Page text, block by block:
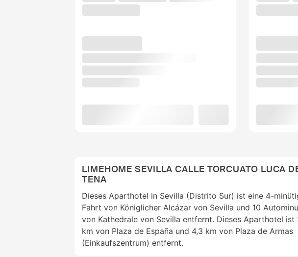
LIMEHOME SEVILLA CALLE TORCUATO LUCA
TENA
Dieses Aparthotel in Sevilla (Distrito Sur) ist eine 4-
Fahrt von Königlicher Alcázar von Sevilla und 10
von Kathedrale von Sevilla entfernt. Dieses Aparthotel ist
km von Plaza de España und 4,3 km von Plaza de Armas
(Einkaufszentrum) entfernt.